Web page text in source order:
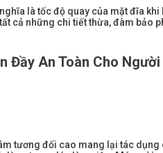
là tốc độ quay của mặt đĩa
cả những chi tiết thừa, đàm bảo
Đầy An Toàn Cho Người
tương đối cao mang lại tác